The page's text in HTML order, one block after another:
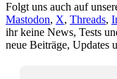
Folgt uns auch auf
Mastodon, X, Threads,
ihr keine News, Tests
neue Beiträge, Updates